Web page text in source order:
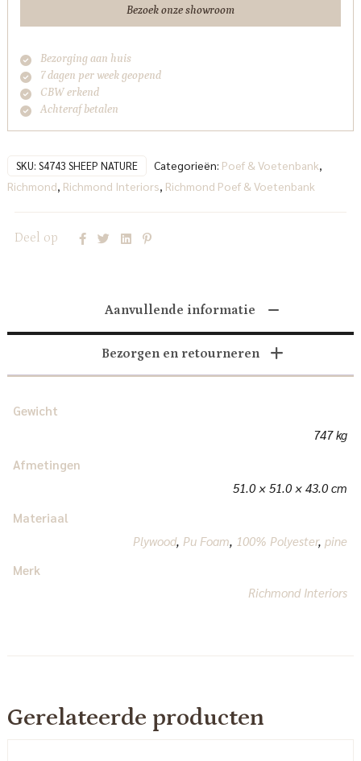
Bezoek onze showroom
Bezorging aan huis
7 dagen per week geopend
CBW erkend
Achteraf betalen
SKU: S4743 SHEEP NATURE Categorieën: Poef & Voetenbank
Richmond Richmond Interiors Richmond Poef & Voetenbank
Deel op
Aanvullende informatie
Bezorgen en retourneren
Gewicht
747 kg
Afmetingen
51.0 × 51.0 × 43.0 cm
Materiaal
Plywood, Pu Foam, 100% Polyester,pine
Merk
Richmond Interiors
Gerelateerde producten